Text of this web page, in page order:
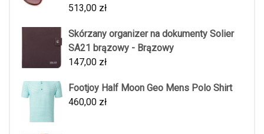
513,00 zł
Skórzany organizer na dokumenty Solier
SA21 brązowy - Brązowy
147,00 zł
Footjoy Half Moon Geo Mens Polo Shirt
460,00 zł